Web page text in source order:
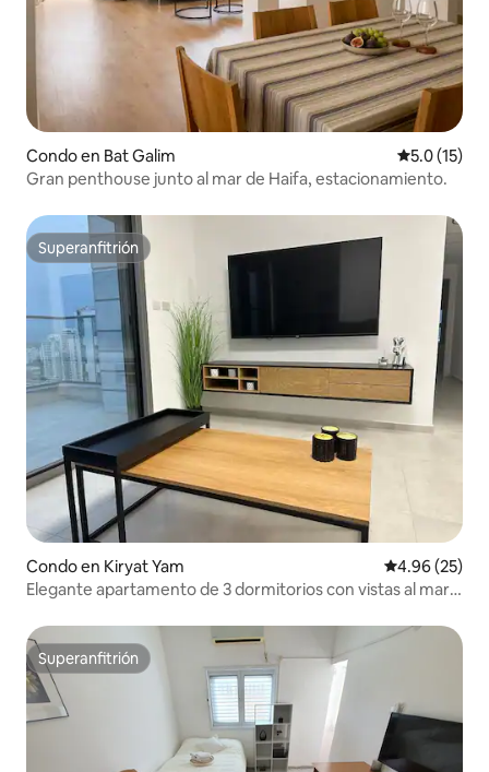
Condo en Bat Galim Calificación
5.0 (15)
Gran penthouse junto al mar de Haifa, estacionamiento.
Superanfitrión
Superanfitrión
Condo en Kiryat Yam Calificación
4.96 (25)
Elegante apartamento de 3 dormitorios con vistas al mar
Superanfitrión
Superanfitrión